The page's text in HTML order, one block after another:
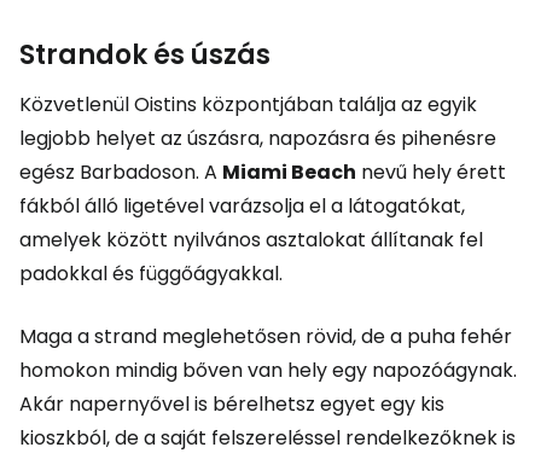
Strandok és úszás
Közvetlenül Oistins központjában találja az egyik
legjobb helyet az úszásra, napozásra és pihenésre
egész Barbadoson. A Miami Beach nevű hely érett
fákból álló ligetével varázsolja el a látogatókat,
amelyek között nyilvános asztalokat állítanak fel
padokkal és függőágyakkal.
Maga a strand meglehetősen rövid, de a puha fehér
homokon mindig bőven van hely egy napozóágynak.
Akár napernyővel is bérelhetsz egyet egy kis
kioszkból, de a saját felszereléssel rendelkezőknek is